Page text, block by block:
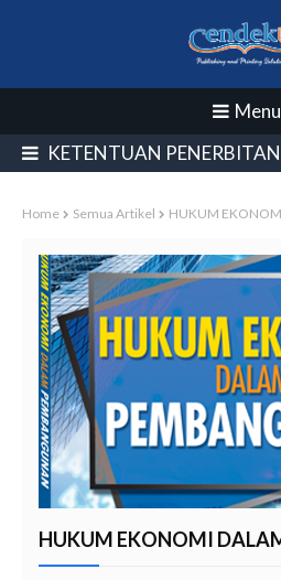
Menu
Home Semua Artikel HUKUM
HUKUM EKONOMI